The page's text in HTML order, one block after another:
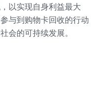
以实现自身利益最大
与到购物卡回收的行动
会的可持续发展。